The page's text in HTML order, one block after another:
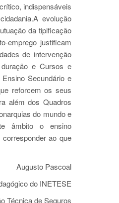
indispensáveis
evolução
da tipificação
emprego justificam
de intervenção
e Cursos e
Secundário e
reforcem os seus
além dos Quadros
do mundo e
âmbito o ensino
ao que
do INETESE
de Seguros